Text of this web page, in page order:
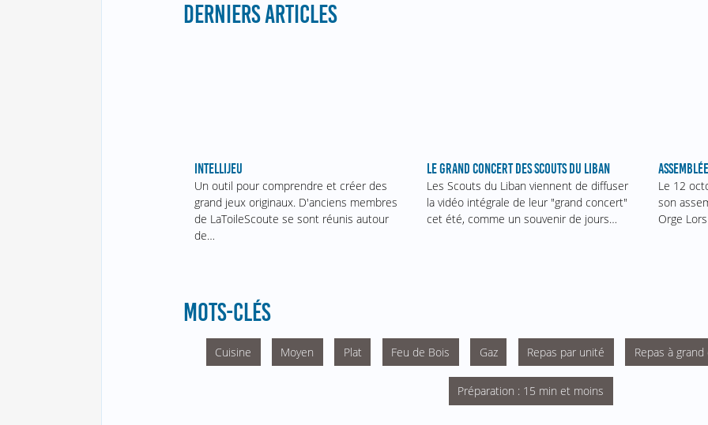
DERNIERS ARTICLES
INTELLIJEU
Un outil pour comprendre et créer des
grand jeux originaux. D'anciens membres
de LaToileScoute se sont réunis autour
de…
LE GRAND CONCERT DES SCOUTS DU LIBAN
Les Scouts du Liban viennent de diffuser
la vidéo intégrale de leur "grand concert"
cet été, comme un souvenir de jours…
Le 12
son
Orge
MOTS-CLÉS
Cuisine Moyen Plat Feu de Bois Gaz Repas par unité Repas à
Préparation : 15 min et moins